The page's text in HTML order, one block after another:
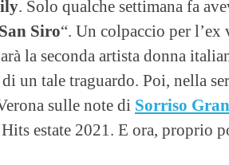
. Solo qualche settimana fa
Siro“. Un colpaccio per
la seconda artista donna
un tale traguardo. Poi, nella
sulle note di Sorriso
estate 2021. E ora, proprio